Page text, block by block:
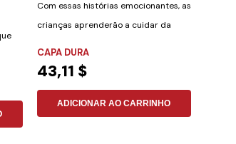
Com essas histórias emocionantes, as
crianças aprenderão a cuidar da
CAPA DURA
43,11 $
ADICIONAR AO CARRINHO